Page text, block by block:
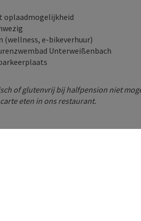
oplaadmogelijkheid
e-bikeverhuur)
Unterweißenbach
of glutenvrij bij halfpension niet
eten in ons restaurant.
direct bij het hotel -> Rit via
en terug naar het hotel (ca. 65
naar de Hirschalm -> Verder via
3 bij de ruïne Ruttenstein)